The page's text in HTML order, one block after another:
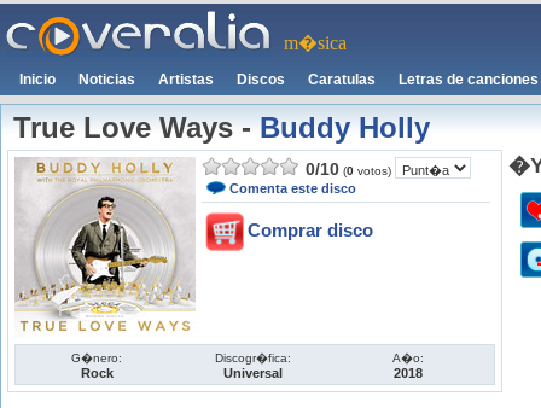
m�sica
Inicio Noticias Artistas Discos Caratulas Letras de canciones
True Love Ways-Buddy Holly
0/10 (0 votos)
Comenta este disco
Comprar disco
G�nero:
Rock
Discogr�fica:
Universal
A�o:
2018